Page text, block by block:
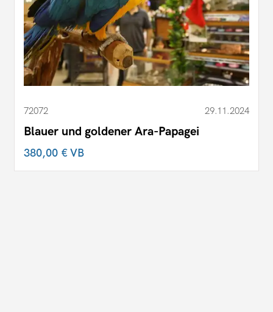
72072 29.11.2024
Blauer und goldener Ara-Papagei
380,00 €VB